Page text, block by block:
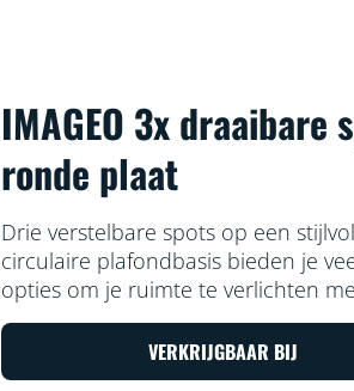
IMAGEO 3x draaibare
ronde plaat
Drie verstelbare spots op een
circulaire plafondbasis bieden je
opties om je ruimte te verlichten
kleurrijk licht. Kies eenvoudig een
voor een specifieke activiteit of laat
het werk doen met
VERKRIJGBAAR BIJ